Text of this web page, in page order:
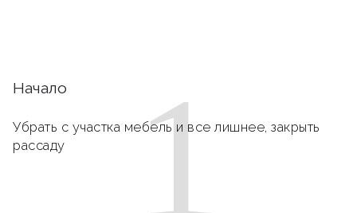
1
Начало
Убрать с участка мебель и все лишнее, закрыть
рассаду